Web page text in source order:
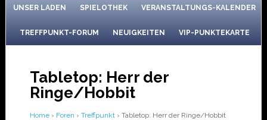
UNSER LADEN SPIELOTHEK VERANSTALTUNGS-KALENDER
TREFFPUNKT-FORUM NEUIGKEITEN VIP-PUNKTEKARTE
Tabletop: Herr der
Ringe/Hobbit
Home › Foren › Treffpunkt › Tabletop: Herr der Ringe/Hobbit